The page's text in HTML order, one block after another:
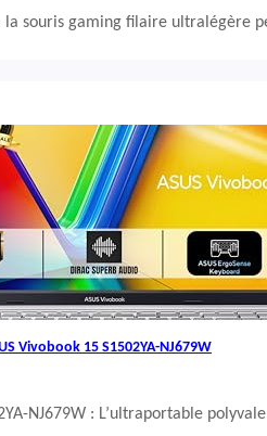
la souris gaming filaire ultralégère
Vivobook 15 S1502YA-NJ679W
NJ679W : L’ultraportable